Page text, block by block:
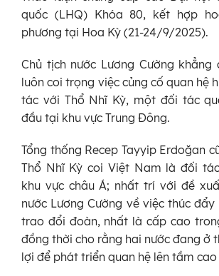
quốc (LHQ) Khóa 80, kết hợp
phương tại Hoa Kỳ (21-24/9/2025).
Chủ tịch nước Lương Cường khẳng
luôn coi trọng việc củng cố quan hệ
tác với Thổ Nhĩ Kỳ, một đối tác
đầu tại khu vực Trung Đông.
Tổng thống Recep Tayyip Erdoğan
Thổ Nhĩ Kỳ coi Việt Nam là đối
khu vực châu Á; nhất trí với đề
nước Lương Cường về việc thúc
trao đổi đoàn, nhất là cấp cao
đồng thời cho rằng hai nước đang ở
lợi để phát triển quan hệ lên tầm